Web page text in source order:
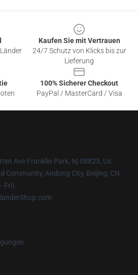
Kaufen Sie mit Vertrauen
24/7 Schutz von Klicks bis zur
Lieferung
100% Sicherer Checkout
PayPal / MasterCard / Visa
Ave Franklin Park, Nj 08823, Us
Community, Andong City, Beijing, CN
Fri)